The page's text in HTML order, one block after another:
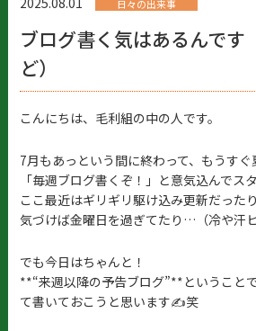
日々の出来事
ブログ書く気はあるんです
ど）
こんにちは、毛利組の中の人です。
7月もあっという間に終わって、もうす
「毎週ブログ書くぞ！」と意気込んでス
ここ最近はギリギリ駆け込み更新だったり
気づけば金曜日を過ぎてたり…（冷や汗ヒ
でも今日はちゃんと！
**“来週以降の予告ブログ”**ということ
て書いておこうと思います✍️笑